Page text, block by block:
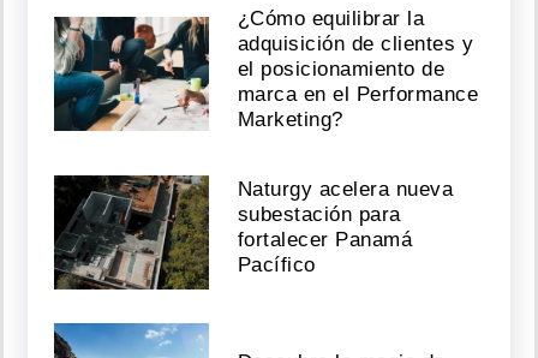
se
despide
de
la
Casa
de
en
su
último
acto
como
presidente
¿Cómo equilibrar la
adquisición de clientes y
el posicionamiento de
marca en el Performance
Marketing?
Naturgy acelera nueva
subestación para
fortalecer Panamá
Pacífico